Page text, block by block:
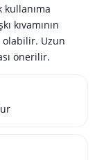
kıvamının
olabilir. Uzun
önerilir.